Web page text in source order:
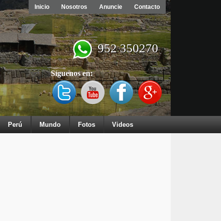
Inicio Nosotros Anuncie Contacto
952 350270
Síguenos en:
Perú Mundo Fotos Videos